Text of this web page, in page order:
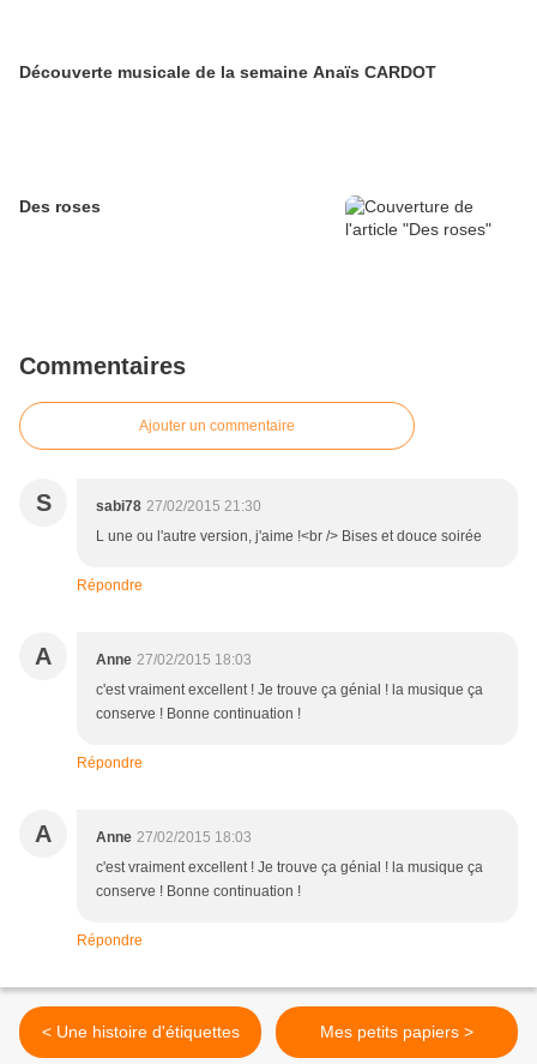
Découverte musicale de la semaine Anaïs CARDOT
Des roses
Commentaires
Ajouter un commentaire
S sabi78 27/02/2015 21:30
L une ou l'autre version, j'aime !<br /> Bises et douce soirée
Répondre
A Anne 27/02/2015 18:03
c'est vraiment excellent ! Je trouve ça génial ! la musique ça
conserve ! Bonne continuation !
Répondre
A Anne 27/02/2015 18:03
c'est vraiment excellent ! Je trouve ça génial ! la musique ça
conserve ! Bonne continuation !
Répondre
< Une histoire d'étiquettes Mes petits papiers >